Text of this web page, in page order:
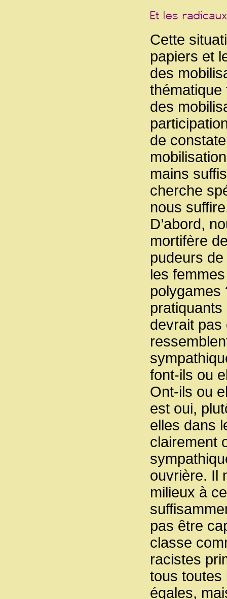
Cette
papiers et
des
thématique
des
de
mains
cherche
nous
D’abord,
mortifère
pudeurs
les
polygames
devrait pas
font-ils ou
Ont-ils ou
est oui,
elles dans
clairement
ouvrière. Il
milieux à
pas être
classe
racistes
tous toutes
égales,